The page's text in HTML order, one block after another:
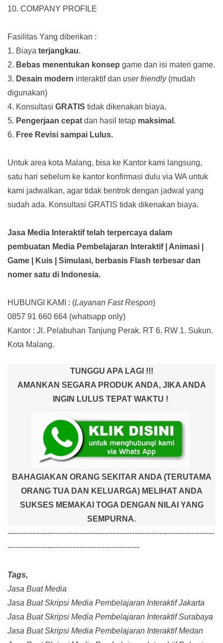
10. COMPANY PROFILE
Fasilitas Yang diberikan :
1. Biaya terjangkau.
2. Bebas menentukan konsep game dan isi materi game.
3. Desain modern interaktif dan user friendly(mudah
digunakan)
4. Konsultasi GRATIS tidak dikenakan biaya.
5. Pengerjaan cepat dan hasil tetap maksimal .
6. Free Revisi sampai Lulus.
Untuk area kota Malang, bisa ke Kantor kami langsung,
satu hari sebelum ke kantor konfirmasi dulu via WA untuk
kami jadwalkan, agar tidak bentrok dengan jadwal yang
sudah ada. Konsultasi GRATIS tidak dikenakan biaya.
Jasa Media Interaktif telah terpercaya dalam
pembuatan Media Pembelajaran Interaktif| Animasi |
Game | Kuis | Simulasi, berbasis Flash terbesar dan
nomer satu di Indonesia.
HUBUNGI KAMI : (Layanan Fast Respon)
0857 91 660 664 (whatsapp only)
Kantor : Jl. Pelabuhan Tanjung Perak. RT 6. RW 1. Sukun.
Kota Malang.
TUNGGU APA LAGI !!!
AMANKAN SEGARA PRODUK ANDA, JIKA ANDA
INGIN LULUS TEPAT WAKTU !
BAHAGIAKAN ORANG SEKITAR ANDA (TERUTAMA
ORANG TUA DAN KELUARGA) MELIHAT ANDA
SUKSES MEMAKAI TOGA DENGAN NILAI YANG
SEMPURNA.
-----------------------------------------------------------------------------------
-----------------------------------------------------
Tags,
Jasa Buat Media
Jasa Buat Skripsi Media Pembelajaran Interaktif Jakarta
Jasa Buat Skripsi Media Pembelajaran Interaktif Surabaya
Jasa Buat Skripsi Media Pembelajaran Interaktif Medan